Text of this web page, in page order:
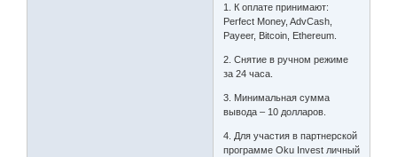
1. К оплате принимают:
Perfect Money, AdvCash,
Payeer, Bitcoin, Ethereum.
2. Снятие в ручном режиме
за 24 часа.
3. Минимальная сумма
вывода – 10 долларов.
4. Для участия в партнерской
программе Oku Invest личный